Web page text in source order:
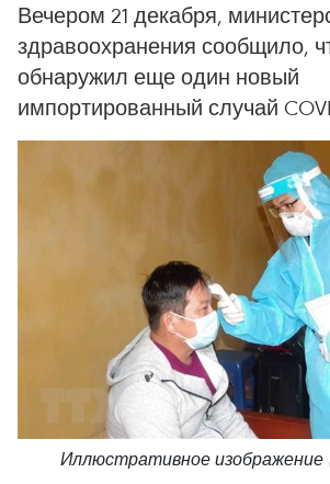
Вечером 21 декабря,
здравоохранения сообщило,
обнаружил еще один новый
импортированный случай
Иллюстративное